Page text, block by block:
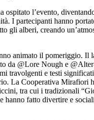
ospitato l’evento,
I partecipanti hanno
gli alberi, creando
animato il pomeriggio. Il
da @Lore Nough e
travolgenti e testi
La Cooperativa Mirafiori
tra cui i tradizionali
fatto divertire e